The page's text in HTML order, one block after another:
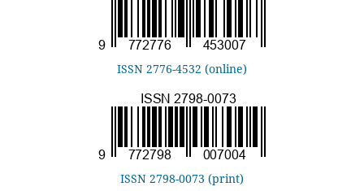
ISSN 2776-4532 (online)
ISSN 2798-0073 (print)